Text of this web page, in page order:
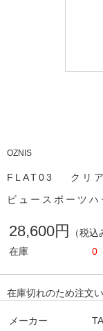
OZNIS
FLAT03 クリア
ビュースポーツ
28,600円
（税込
在庫
0
在庫切れのため注文
メーカー